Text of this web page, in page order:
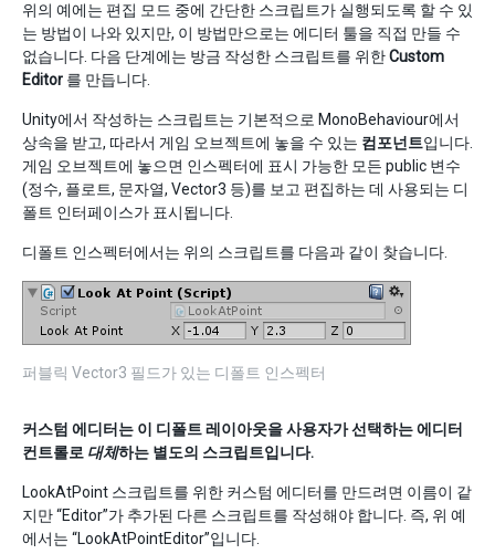
위의 예에는 편집 모드 중에 간단한 스크립트가 실행되도록 할 수 있
는 방법이 나와 있지만, 이 방법만으로는 에디터 툴을 직접 만들 수
없습니다. 다음 단계에는 방금 작성한 스크립트를 위한Custom
Editor 를 만듭니다.
Unity에서 작성하는 스크립트는 기본적으로 MonoBehaviour에서
상속을 받고, 따라서 게임 오브젝트에 놓을 수 있는 컴포넌트입니다.
게임 오브젝트에 놓으면 인스펙터에 표시 가능한 모든 public 변수
(정수, 플로트, 문자열, Vector3 등)를 보고 편집하는 데 사용되는 디
폴트 인터페이스가 표시됩니다.
디폴트 인스펙터에서는 위의 스크립트를 다음과 같이 찾습니다.
퍼블릭 Vector3 필드가 있는 디폴트 인스펙터
커스텀 에디터는 이 디폴트 레이아웃을 사용자가 선택하는 에디터
컨트롤로 대체하는 별도의 스크립트입니다.
LookAtPoint 스크립트를 위한 커스텀 에디터를 만드려면 이름이 같
지만 “Editor”가 추가된 다른 스크립트를 작성해야 합니다. 즉, 위 예
에서는 “LookAtPointEditor”입니다.